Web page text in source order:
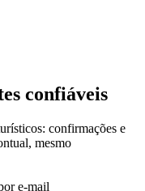
confiáveis
confirmações e
mesmo
e-mail